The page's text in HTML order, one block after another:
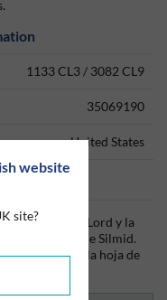
website
site?
1133 CL3 / 3082 CL9
35069190
United States
del producto Lord y la
Lord desde Silmid.
registrado, la hoja de